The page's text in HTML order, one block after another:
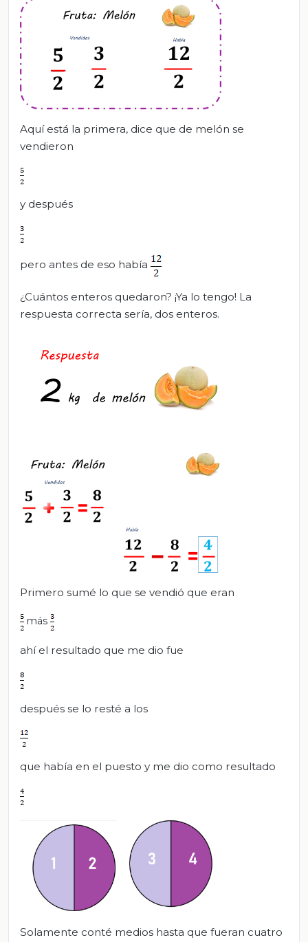
Aquí está la primera, dice que de melón se
vendieron
y después
pero antes de eso había
¿Cuántos enteros quedaron? ¡Ya lo tengo! La
respuesta correcta sería, dos enteros.
Primero sumé lo que se vendió que eran
más
ahí el resultado que me dio fue
después se lo resté a los
que había en el puesto y me dio como resultado
Solamente conté medios hasta que fueran cuatro